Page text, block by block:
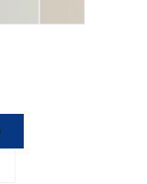
ist zurzeit nicht